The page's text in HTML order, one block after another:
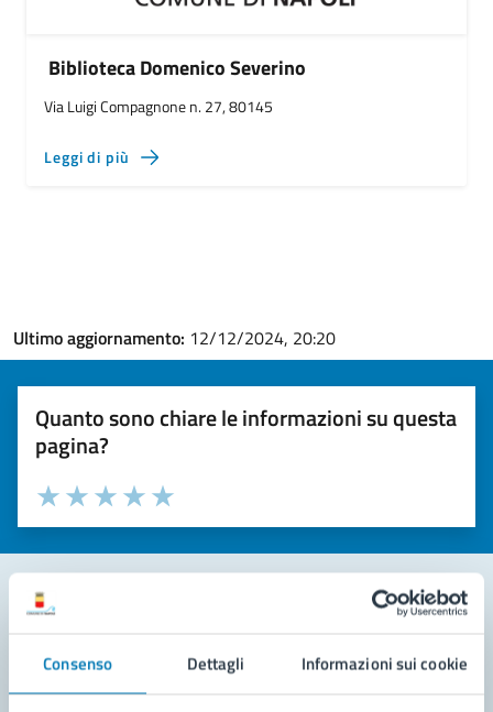
Consenso Dettagli Informazioni sui cookie
Biblioteca Domenico Severino
Via Luigi Compagnone n. 27, 80145
Leggi di più
Ultimo aggiornamento: 12/12/2024, 20:20
Quanto sono chiare le informazioni su questa
pagina?
Valuta la chiarezza delle informazioni (da 1 a 5 stelle)
Seleziona il numero di stelle per valutare la chiarezza delle
Valuta 5 stelle su 5
Valuta 4 stelle su 5
Valuta 3 stelle su 5
Valuta 2 stelle su 5
Valuta 1 stelle su 5
Leggi le domande frequenti